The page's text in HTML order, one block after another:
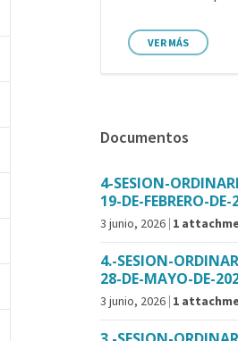
VER MÁS
Documentos
4-SESION-
19-DE-FEBRERO-
3 junio, 2026 1
4.-SESION-
28-DE-MAYO-DE-
3 junio, 2026 1